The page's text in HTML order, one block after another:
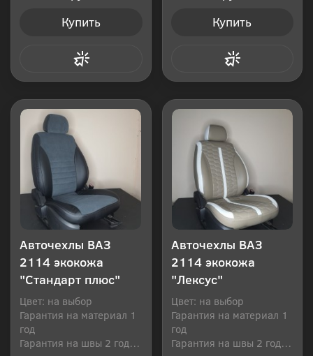
Купить Купить
Авточехлы ВАЗ
2114 экокожа
"Стандарт плюс"
Цвет: на выбор
Гарантия на материал 1
год
Гарантия на швы 2 года
Авточехлы ВАЗ
2114 экокожа
"Лексус"
Цвет: на выбор
Гарантия на материал 1
год
Гарантия на швы 2 года